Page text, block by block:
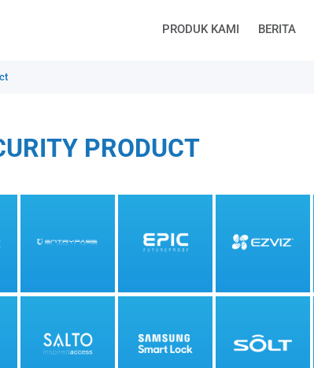
PRODUK KAMI BERITA
PRODUCT